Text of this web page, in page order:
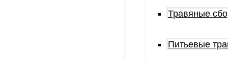
Травяные
Питьевые